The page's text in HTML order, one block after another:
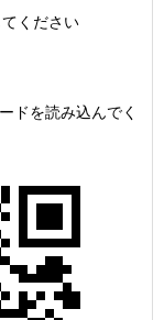
ください
ドを読み込んでく